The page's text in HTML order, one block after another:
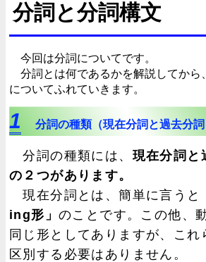
分詞と分詞構文
今回は分詞についてです。
分詞とは何であるかを解説してから
についてふれていきます。
1 分詞の種類（現在分詞と過去分詞
分詞の種類には、 現在分詞と
の２つがあります。
現在分詞とは、簡単に言うと
ing形」 のことです。この他、
同じ形としてありますが、これ
区別する必要はありません。